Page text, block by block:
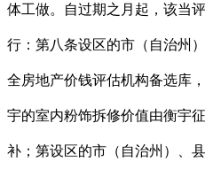
体工做。自过期之月起，该当
行：第八条设区的市（自治州
全房地产价钱评估机构备选库
宇的室内粉饰拆修价值由衡宇
补；第设区的市（自治州）、